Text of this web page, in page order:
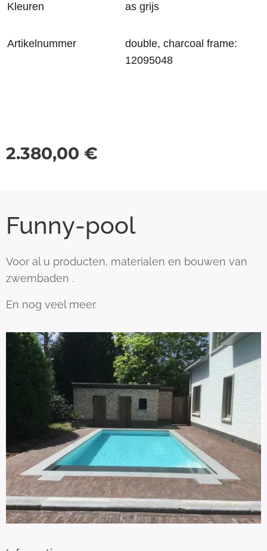
Kleuren as grijs
Artikelnummer
double, charcoal frame:
12095048
2.380,00 €
Funny-pool
Voor al u producten, materialen en bouwen van
zwembaden .
En nog veel meer.